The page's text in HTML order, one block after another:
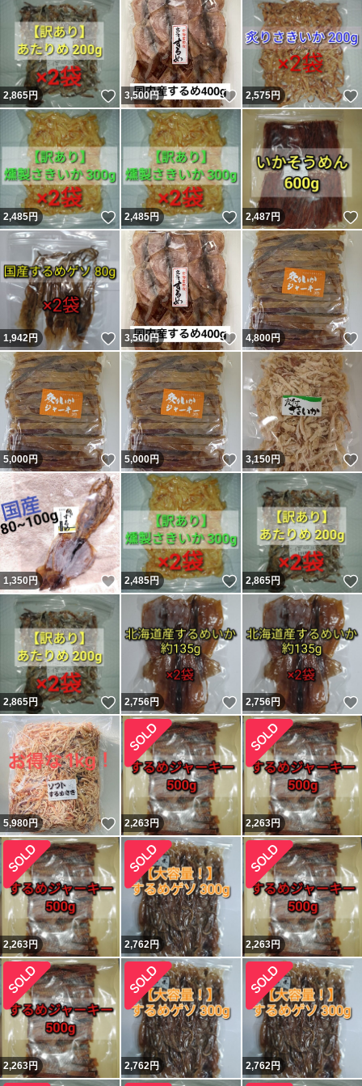
2,865円 いいね！
3,500円 いいね！
2,575円
2,485円 いいね！
2,485円 いいね！
2,487円
1,942円 いいね！
3,500円 いいね！
4,800円
5,000円 いいね！
5,000円 いいね！
3,150円
1,350円 いいね！
2,485円 いいね！
2,865円
2,865円 いいね！
2,756円 いいね！
2,756円
5,980円 いいね！
2,263円 2,263円
2,263円 2,762円 2,263円
2,263円 2,762円 2,762円